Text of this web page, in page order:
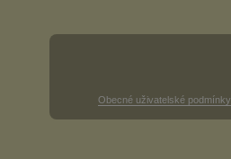
Obecné uživatelské podmínky